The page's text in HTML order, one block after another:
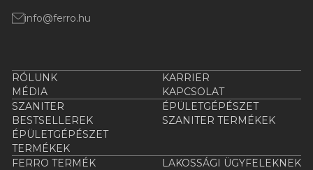
info@ferro.hu
RÓLUNK
KARRIER
MÉDIA
KAPCSOLAT
SZANITER
ÉPÜLETGÉPÉSZET
BESTSELLEREK
SZANITER TERMÉKEK
ÉPÜLETGÉPÉSZET
TERMÉKEK
FERRO TERMÉK
LAKOSSÁGI ÜGYFELEKNEK